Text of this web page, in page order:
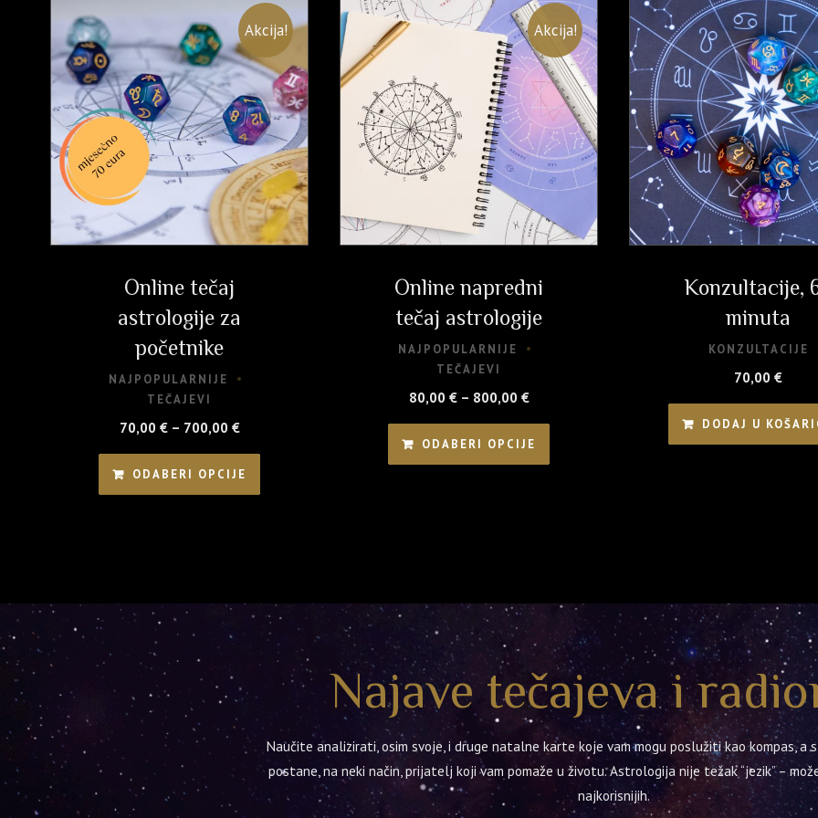
Akcija!
Online tečaj
astrologije za
početnike
NAJPOPULARNIJE
TEČAJEVI
70,00 € – 700,00 €Raspon
cijena:
od
70,00 €
ODABERI OPCIJE
proizvod
se
mogu
odabrati
stranici
proizvoda
Akcija!
Online napredni
tečaj astrologije
NAJPOPULARNIJE
TEČAJEVI
80,00 € – 800,00 €Raspon
cijena:
od
80,00 €
ODABERI OPCIJE
proizvod
mogu
odabrati
na
stranici
proizvoda
Konzultacije,
minuta
KONZULTACIJE
70,00 €
DODAJ U
Najave tečajeva i
Naučite analizirati, osim svoje, i druge natalne karte koje vam mogu poslužiti kao kompas, a
postane, na neki način, prijatelj koji vam pomaže u životu. Astrologija nije težak “jezik” –
najkorisnijih.